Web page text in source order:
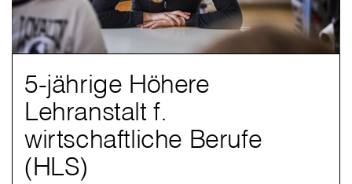
5-jährige Höhere
Lehranstalt f.
wirtschaftliche Berufe
(HLS)